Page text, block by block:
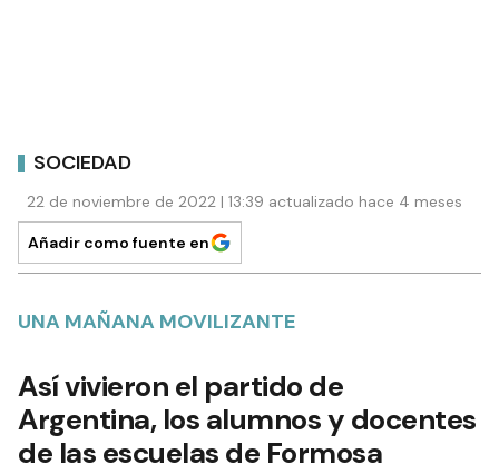
SOCIEDAD
22 de noviembre de 2022 | 13:39 actualizado hace 4 meses
Añadir como fuente en
UNA MAÑANA MOVILIZANTE
Así vivieron el partido de
Argentina, los alumnos y docentes
de las escuelas de Formosa